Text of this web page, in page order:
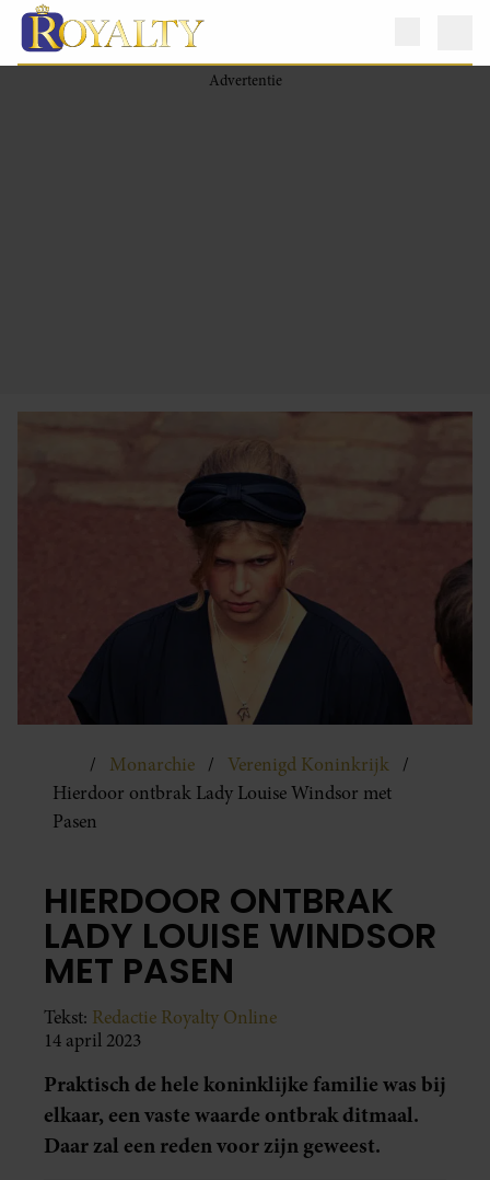
Monarchie
Verenigd Koninkrijk
Hierdoor ontbrak Lady Louise Windsor met
Pasen
HIERDOOR ONTBRAK
LADY LOUISE WINDSOR
MET PASEN
Tekst: Redactie Royalty Online
14 april 2023
Praktisch de hele koninklijke familie was bij
elkaar, een vaste waarde ontbrak ditmaal.
Daar zal een reden voor zijn geweest.